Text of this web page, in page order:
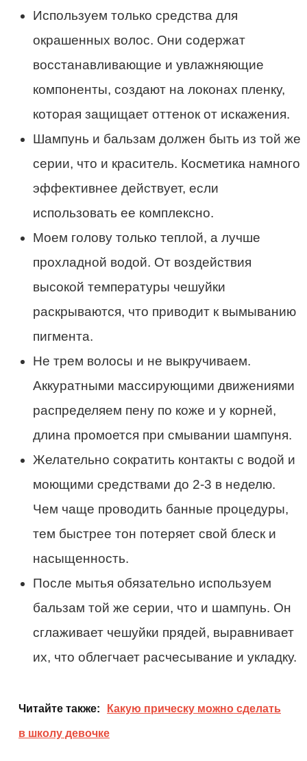
Используем только средства для
окрашенных волос. Они содержат
восстанавливающие и увлажняющие
компоненты, создают на локонах пленку,
которая защищает оттенок от искажения.
Шампунь и бальзам должен быть из той же
серии, что и краситель. Косметика намного
эффективнее действует, если
использовать ее комплексно.
Моем голову только теплой, а лучше
прохладной водой. От воздействия
высокой температуры чешуйки
раскрываются, что приводит к вымыванию
пигмента.
Не трем волосы и не выкручиваем.
Аккуратными массирующими движениями
распределяем пену по коже и у корней,
длина промоется при смывании шампуня.
Желательно сократить контакты с водой и
моющими средствами до 2-3 в неделю.
Чем чаще проводить банные процедуры,
тем быстрее тон потеряет свой блеск и
насыщенность.
После мытья обязательно используем
бальзам той же серии, что и шампунь. Он
сглаживает чешуйки прядей, выравнивает
их, что облегчает расчесывание и укладку.
Читайте также: Какую прическу можно сделать
в школу девочке